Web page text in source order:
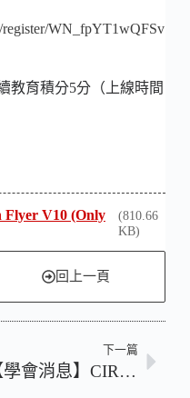
register/WN_fpYT1wQFSv
教育積分5分（上線時間
Flyer V10 (Only
(810.66
KB)
回上一頁
下一篇
【學會消息】CIRSE Membership – TSIR/CIRSE Group Membership